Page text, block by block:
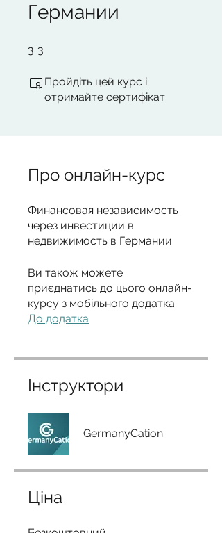
Германии
3 3
Пройдіть цей курс і
отримайте сертифікат.
Про онлайн-курс
Финансовая независимость
через инвестиции в
Ви також можете
приєднатись до цього онлайн-
курсу з мобільного додатка.
До додатка
Інструктори
GermanyCation
Ціна